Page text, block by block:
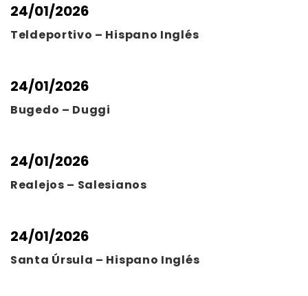
24/01/2026
Teldeportivo – Hispano Inglés
24/01/2026
Bugedo – Duggi
24/01/2026
Realejos – Salesianos
24/01/2026
Santa Úrsula – Hispano Inglés